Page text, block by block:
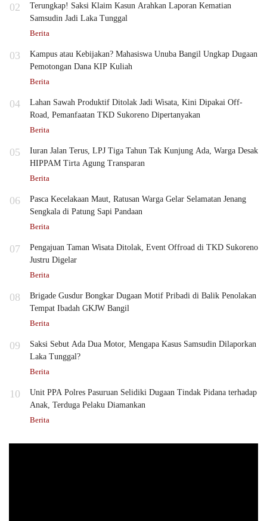
02
Terungkap! Saksi Klaim Kasun Arahkan Laporan Kematian
Samsudin Jadi Laka Tunggal
Berita
03
Kampus atau Kebijakan? Mahasiswa Unuba Bangil Ungkap Dugaan
Pemotongan Dana KIP Kuliah
Berita
04
Lahan Sawah Produktif Ditolak Jadi Wisata, Kini Dipakai Off-
Road, Pemanfaatan TKD Sukoreno Dipertanyakan
Berita
05
Iuran Jalan Terus, LPJ Tiga Tahun Tak Kunjung Ada, Warga Desak
HIPPAM Tirta Agung Transparan
Berita
06
Pasca Kecelakaan Maut, Ratusan Warga Gelar Selamatan Jenang
Sengkala di Patung Sapi Pandaan
Berita
07
Pengajuan Taman Wisata Ditolak, Event Offroad di TKD Sukoreno
Justru Digelar
Berita
08
Brigade Gusdur Bongkar Dugaan Motif Pribadi di Balik Penolakan
Tempat Ibadah GKJW Bangil
Berita
09
Saksi Sebut Ada Dua Motor, Mengapa Kasus Samsudin Dilaporkan
Laka Tunggal?
Berita
10
Unit PPA Polres Pasuruan Selidiki Dugaan Tindak Pidana terhadap
Anak, Terduga Pelaku Diamankan
Berita